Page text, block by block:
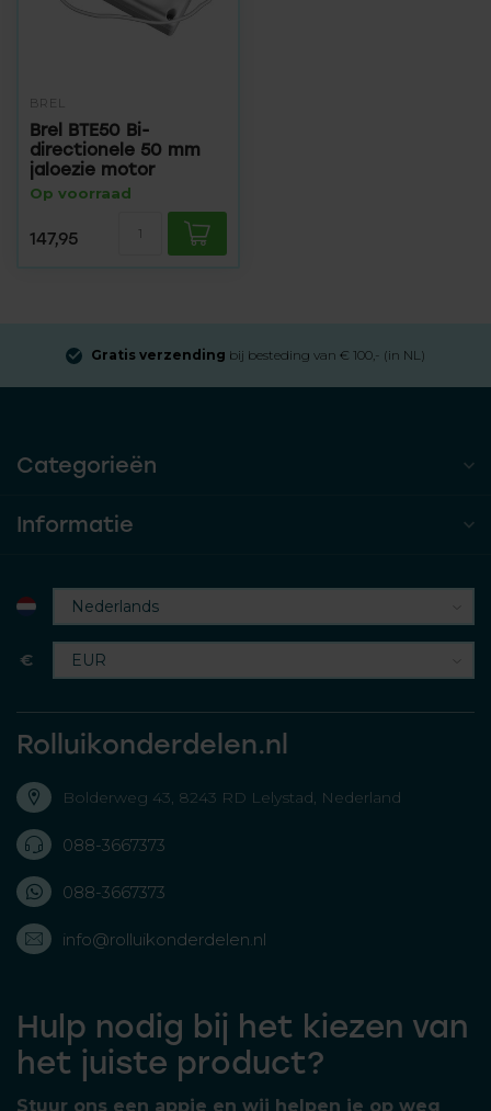
BREL
Brel BTE50 Bi-
directionele 50 mm
jaloezie motor
Op voorraad
147,95
Gratis verzending bij besteding van € 100,- (in NL)
Categorieën
Informatie
€
Rolluikonderdelen.nl
Bolderweg 43, 8243 RD Lelystad, Nederland
088-3667373
088-3667373
info@rolluikonderdelen.nl
Hulp nodig bij het kiezen van
het juiste product?
Stuur ons een appje en wij helpen je op weg